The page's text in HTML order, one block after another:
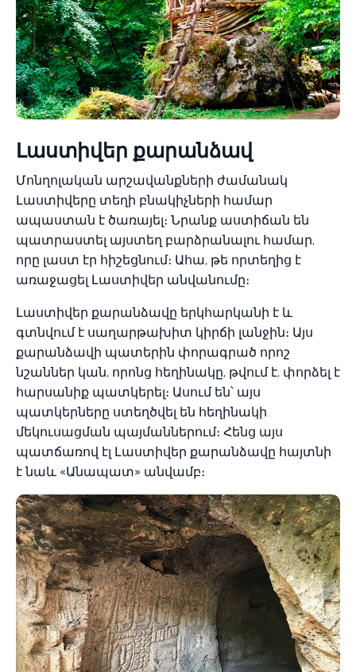
Լաստիվեր քարանձավ
Մոնղոլական արշավանքների ժամանակ
Լաստիվերը տեղի բնակիչների համար
ապաստան է ծառայել։ Նրանք աստիճան են
պատրաստել այստեղ բարձրանալու համար,
որը լաստ էր հիշեցնում։ Ահա, թե որտեղից է
առաջացել Լաստիվեր անվանումը։
Լաստիվեր քարանձավը երկհարկանի է և
գտնվում է սաղարթախիտ կիրճի լանջին։ Այս
քարանձավի պատերին փորագրած որոշ
նշաններ կան, որոնց հեղինակը, թվում է, փորձել է
հարսանիք պատկերել։ Ասում են՝ այս
պատկերները ստեղծվել են հեղինակի
մեկուսացման պայմաններում։ Հենց այս
պատճառով էլ Լաստիվեր քարանձավը հայտնի
է նաև «Անապատ» անվամբ։